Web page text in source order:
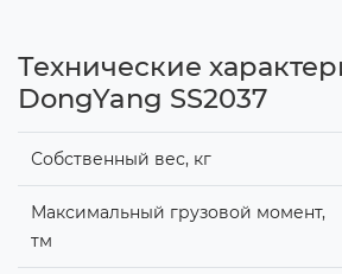
Технические
DongYang SS2037
Собственный вес, кг
Максимальный грузовой момент,
тм